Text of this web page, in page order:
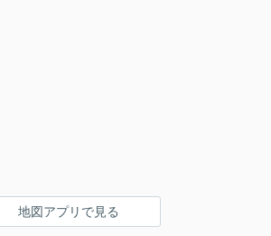
地図アプリで見る